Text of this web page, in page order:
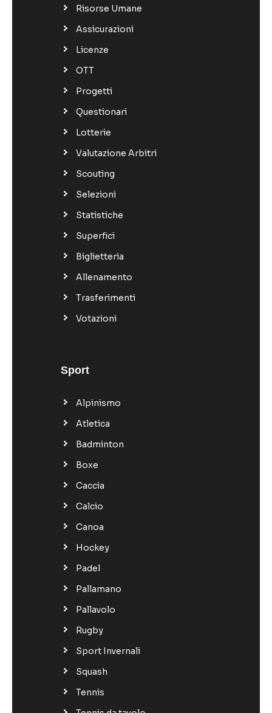
Risorse Umane
Assicurazioni
Licenze
OTT
Progetti
Questionari
Lotterie
Valutazione Arbitri
Scouting
Selezioni
Statistiche
Superfici
Biglietteria
Allenamento
Trasferimenti
Votazioni
Sport
Alpinismo
Atletica
Badminton
Boxe
Caccia
Calcio
Canoa
Hockey
Padel
Pallamano
Pallavolo
Rugby
Sport Invernali
Squash
Tennis